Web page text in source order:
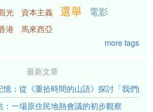
光 資本主義 選舉
電影
港
馬來西亞
more tags
最新文章
憶：從《重拾時間的山語》探討「我們的
：一場原住民地熱會議的初步觀察